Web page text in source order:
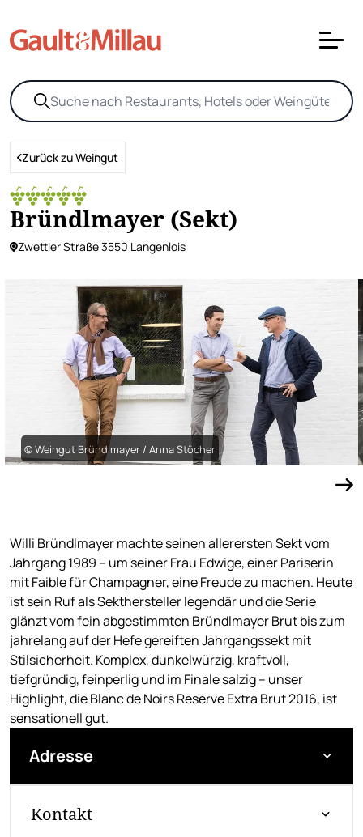
Zurück zu Weingut
Bründlmayer (Sekt)
Zwettler Straße 3550 Langenlois
© Weingut Bründlmayer / Anna Stöcher
Willi Bründlmayer machte seinen allerersten Sekt vom
Jahrgang 1989 – um seiner Frau Edwige, einer Pariserin
mit Faible für Champagner, eine Freude zu machen. Heute
ist sein Ruf als Sekthersteller legendär und die Serie
glänzt vom fein abgestimmten Bründlmayer Brut bis zum
jahrelang auf der Hefe gereiften Jahrgangssekt mit
Stilsicherheit. Komplex, dunkelwürzig, kraftvoll,
tiefgründig, feinperlig und im Finale salzig – unser
Highlight, die Blanc de Noirs Reserve Extra Brut 2016, ist
sensationell gut.
Adresse
Kontakt